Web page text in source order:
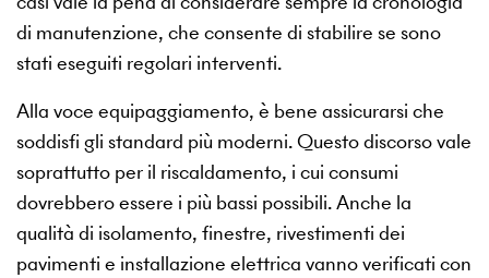
di manutenzione, che consente di stabilire se sono
stati eseguiti regolari interventi.
Alla voce equipaggiamento, è bene assicurarsi che
soddisfi gli standard più moderni. Questo discorso vale
soprattutto per il riscaldamento, i cui consumi
dovrebbero essere i più bassi possibili. Anche la
qualità di isolamento, finestre, rivestimenti dei
pavimenti e installazione elettrica vanno verificati con